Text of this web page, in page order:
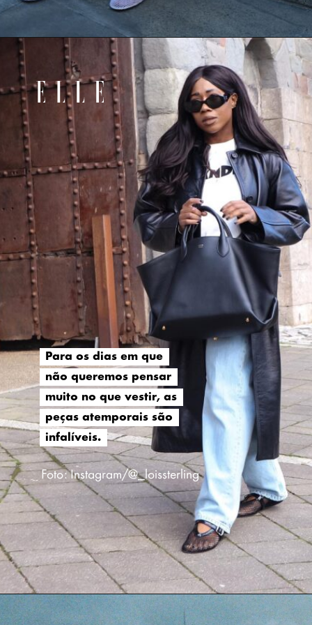
Para os dias em que
não queremos pensar
muito no que vestir, as
peças atemporais são
infalíveis.
Para os dias em que
não queremos pensar
muito no que vestir, as
peças atemporais são
infalíveis.
Foto: Instagram/@_loissterling